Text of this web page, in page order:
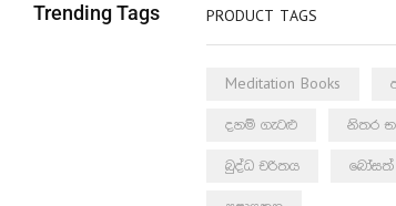
Trending Tags PRODUCT TAGS
Meditation Books
දහම් ගැටළු නිතර
බුද්ධ චරිතය බෝසත්